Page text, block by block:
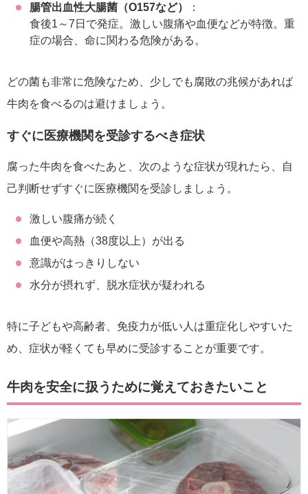
腸管出血性大腸菌（O157など）
：
食後1～7日で発症。激しい腹痛や血便などが特徴。重
症の場合、命に関わる危険がある。
どの菌も非常に危険なため、少しでも腐敗の兆候があれば
牛肉を食べるのは避けましょう。
すぐに医療機関を受診するべき症状
腐った牛肉を食べたあと、次のような症状が現れたら、自
己判断せずすぐに医療機関を受診しましょう。
激しい腹痛が続く
血便や高熱（38度以上）が出る
意識がはっきりしない
水分が摂れず、脱水症状が疑われる
特に子どもや高齢者、免疫力が低い人は重症化しやすいた
め、症状が軽くても早めに受診することが重要です。
牛肉を安全に扱うために覚えておきたいこと